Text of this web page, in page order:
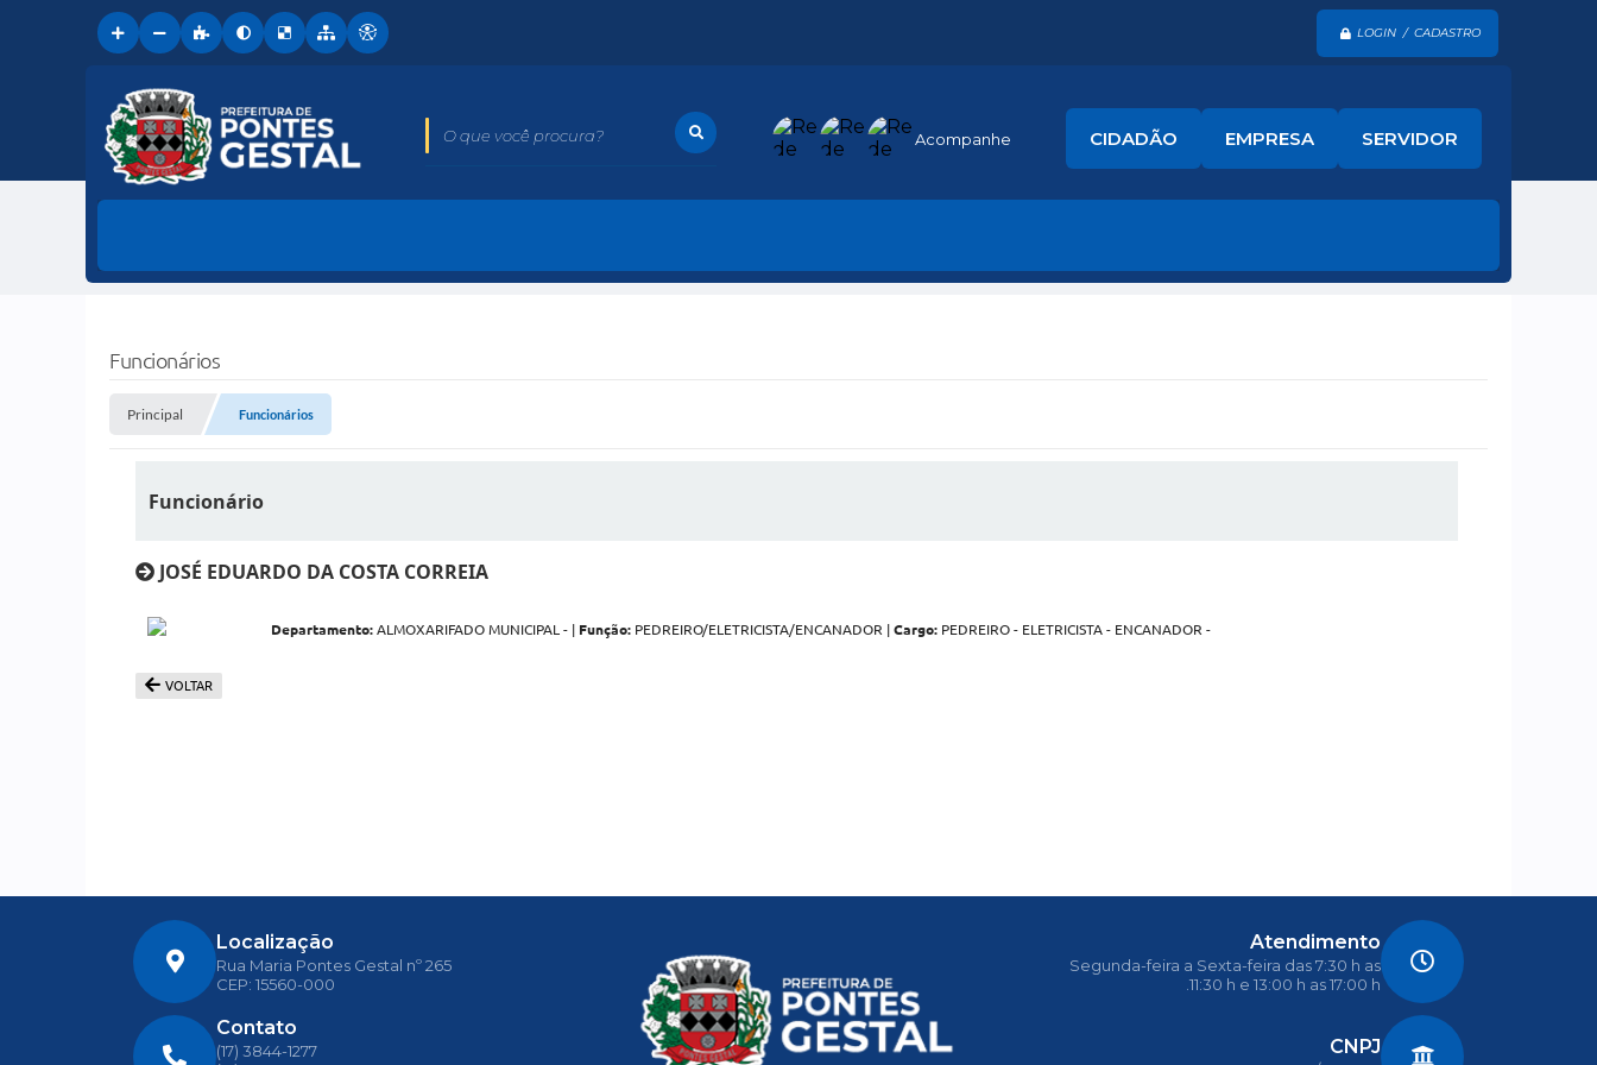
LOGIN / CADASTRO
O que você procura? Acompanhe CIDADÃO EMPRESA SERVIDOR
Funcionários
Principal Funcionários
Funcionário
JOSÉ EDUARDO DA COSTA CORREIA
Departamento:ALMOXARIFADO MUNICIPAL - | Função:PEDREIRO/ELETRICISTA/ENCANADOR | Cargo:PEDREIRO - ELETRICISTA - ENCANADOR -
VOLTAR
Localização
Rua Maria Pontes Gestal nº 265
CEP: 15560-000
Contato
(17) 3844-1277
Atendimento
Segunda-feira a Sexta-feira das 7:30 h as
11:30 h e 13:00 h as 17:00 h.
CNPJ